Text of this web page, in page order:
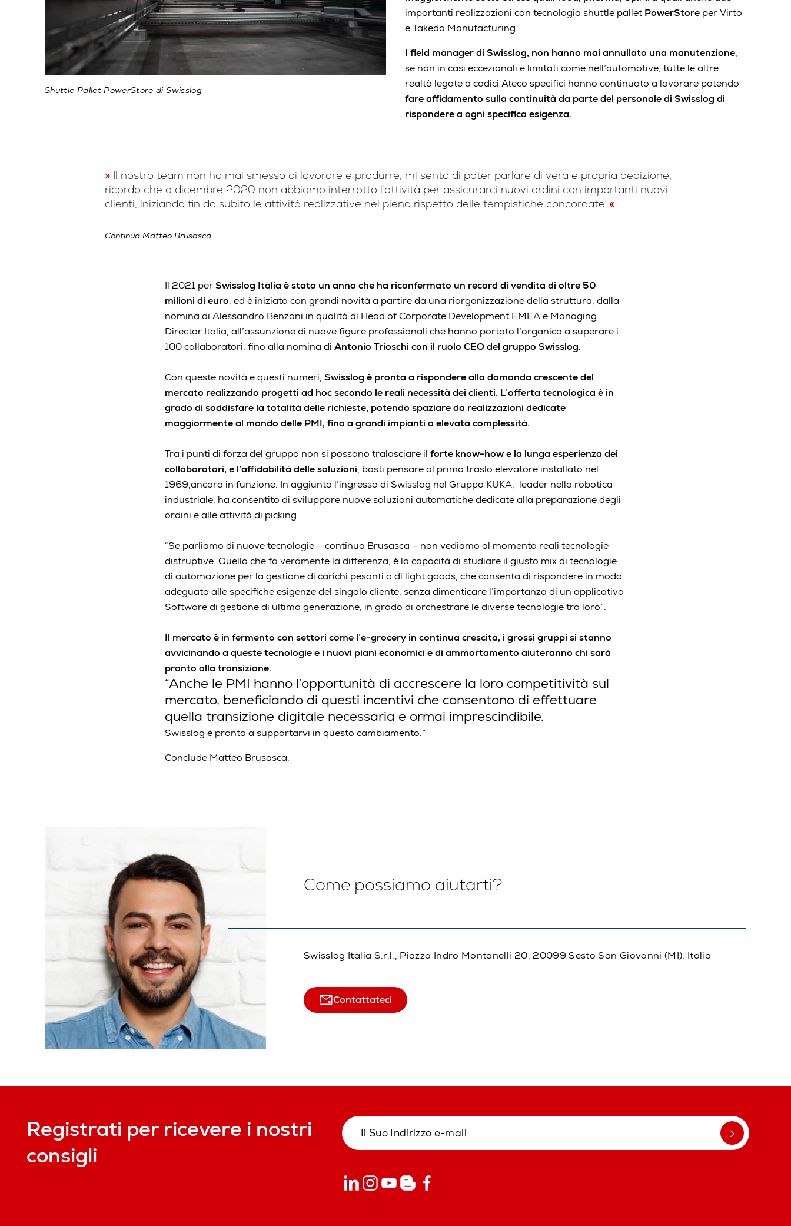
Shuttle Pallet PowerStore di Swisslog
importanti realizzazioni con tecnologia shuttle pallet PowerStore per Virto
e Takeda Manufacturing.
I field manager di Swisslog, non hanno mai annullato una manutenzione,
se non in casi eccezionali e limitati come nell’automotive, tutte le altre
realtà legate a codici Ateco specifici hanno continuato a lavorare potendo
fare affidamento sulla continuità da parte del personale di Swisslog di
rispondere a ogni specifica esigenza.
Il nostro team non ha mai smesso di lavorare e produrre, mi sento di poter parlare di vera e propria dedizione,
ricordo che a dicembre 2020 non abbiamo interrotto l’attività per assicurarci nuovi ordini con importanti nuovi
clienti, iniziando fin da subito le attività realizzative nel pieno rispetto delle tempistiche concordate.
Continua Matteo Brusasca
Il 2021 perSwisslog Italia è stato un anno che ha riconfermato un record di vendita di oltre 50
milioni di euro, ed è iniziato con grandi novità a partire da una riorganizzazione della struttura, dalla
nomina di Alessandro Benzoni in qualità di Head of Corporate Development EMEA e Managing
Director Italia, all’assunzione di nuove figure professionali che hanno portato l’organico a superare i
100 collaboratori, fino alla nomina di Antonio Trioschi con il ruolo CEO del gruppo Swisslog.
Con queste novità e questi numeri, Swisslog è pronta a rispondere alla domanda crescente del
mercato realizzando progetti ad hoc secondo le reali necessità dei clienti. L’offerta tecnologica è in
grado di soddisfare la totalità delle richieste, potendo spaziare da realizzazioni dedicate
maggiormente al mondo delle PMI, fino a grandi impianti a elevata complessità.
Tra i punti di forza del gruppo non si possono tralasciare il forte know-how e la lunga esperienza dei
collaboratori, e l’affidabilità delle soluzioni, basti pensare al primo traslo elevatore installato nel
1969,ancora in funzione. In aggiunta l’ingresso di Swisslog nel Gruppo KUKA, leader nella robotica
industriale, ha consentito di sviluppare nuove soluzioni automatiche dedicate alla preparazione degli
ordini e alle attività di picking.
“Se parliamo di nuove tecnologie – continua Brusasca – non vediamo al momento reali tecnologie
distruptive. Quello che fa veramente la differenza, è la capacità di studiare il giusto mix di tecnologie
di automazione per la gestione di carichi pesanti o di light goods, che consenta di rispondere in modo
adeguato alle specifiche esigenze del singolo cliente, senza dimenticare l’importanza di un applicativo
Software di gestione di ultima generazione, in grado di orchestrare le diverse tecnologie tra loro”.
Il mercato è in fermento con settori come l’e-grocery in continua crescita, i grossi gruppi si stanno
avvicinando a queste tecnologie e i nuovi piani economici e di ammortamento aiuteranno chi sarà
pronto alla transizione.
“Anche le PMI hanno l’opportunità di accrescere la loro competitività sul
mercato, beneficiando di questi incentivi che consentono di effettuare
quella transizione digitale necessaria e ormai imprescindibile.
Swisslog è pronta a supportarvi in questo cambiamento.”
Conclude Matteo Brusasca.
Come possiamo aiutarti?
Swisslog Italia S.r.l., Piazza Indro Montanelli 20, 20099 Sesto San Giovanni (MI), Italia
Contattateci
Registrati per ricevere i nostri
consigli